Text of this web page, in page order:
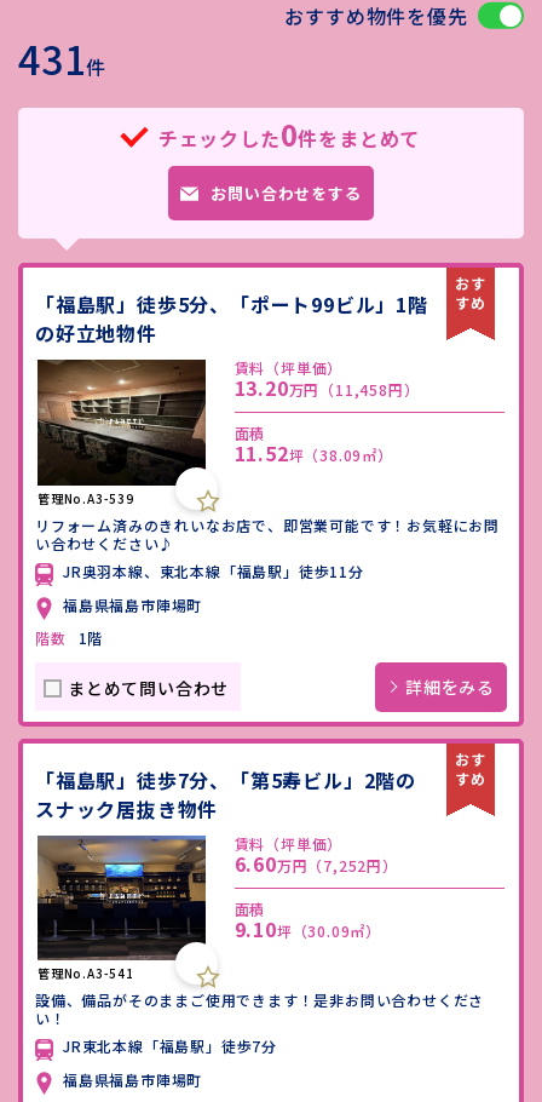
431件
おすすめ物件を優先
チェックした0件をまとめて
お問い合わせをする
「福島駅」徒歩5分、「ポート99ビル」1階
の好立地物件
管理No.A3-539
賃料（坪単価）
13.20万円 （11,458円）
面積
11.52坪 （38.09㎡）
リフォーム済みのきれいなお店で、即営業可能です！お気軽にお問
い合わせください♪
JR奥羽本線、東北本線「福島駅」徒歩11分
福島県福島市陣場町
階数
1階
まとめて問い合わせ 詳細をみる
「福島駅」徒歩7分、「第5寿ビル」2階の
スナック居抜き物件
管理No.A3-541
賃料（坪単価）
6.60万円 （7,252円）
面積
9.10坪 （30.09㎡）
設備、備品がそのままご使用できます！是非お問い合わせくださ
い！
JR東北本線「福島駅」徒歩7分
福島県福島市陣場町